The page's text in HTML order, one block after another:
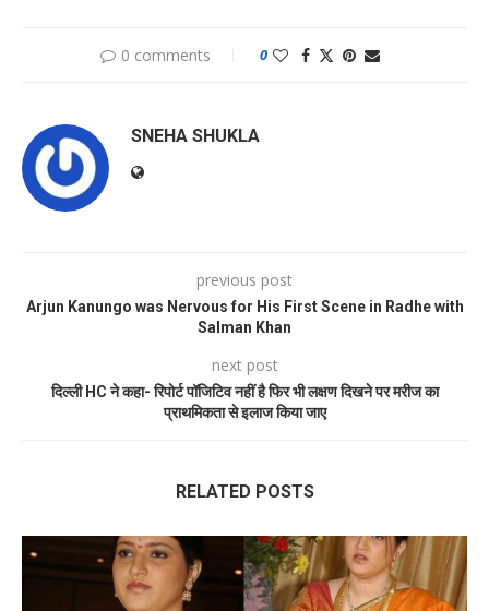
0 comments 0
SNEHA SHUKLA
previous post
Arjun Kanungo was Nervous for His First Scene in Radhe with
Salman Khan
next post
दिल्ली HC ने कहा- रिपोर्ट पॉजिटिव नहीं है फिर भी लक्षण दिखने पर मरीज का
प्राथमिकता से इलाज किया जाए
RELATED POSTS